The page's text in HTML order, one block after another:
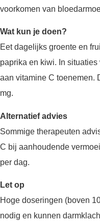
voorkomen van
Wat kun je doen?
Eet dagelijks groente en
paprika en kiwi. In
aan vitamine C toenemen.
mg.
Alternatief advies
Sommige therapeuten
C bij aanhoudende
per dag.
Let op
Hoge doseringen (boven
nodig en kunnen